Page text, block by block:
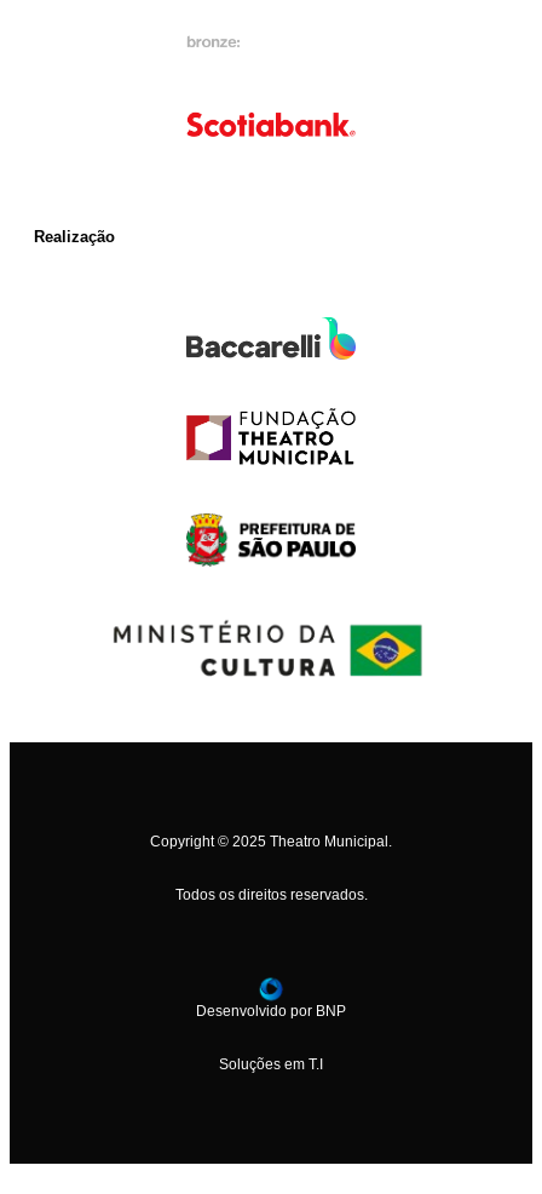
Realização
Copyright © 2025 Theatro Municipal.
Todos os direitos reservados.
Desenvolvido por BNP
Soluções em T.I